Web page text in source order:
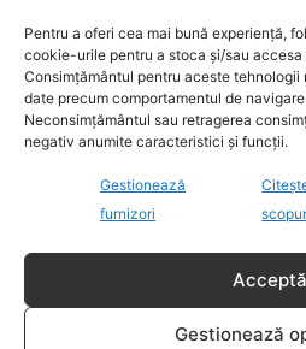
Pentru a oferi cea mai bună experiență,
cookie-urile pentru a stoca și/sau
Consimțământul pentru aceste tehnologii
date precum comportamentul de
Neconsimțământul sau retragerea
negativ anumite caracteristici și funcții.
Gestionează
furnizori
Acceptă
Gestionează
perioada pandemiei şi...